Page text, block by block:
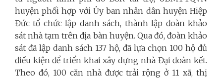
huyện phối hợp với Ủy ban nhân dân huyện Hiệp
Đức tổ chức lập danh sách, thành lập đoàn khảo
sát nhà tạm trên địa bàn huyện. Qua đó, đoàn khảo
sát đã lập danh sách 137 hộ, đã lựa chọn 100 hộ đủ
điều kiện để triển khai xây dựng nhà Đại đoàn kết.
Theo đó, 100 căn nhà được trải rộng ở 11 xã, thị